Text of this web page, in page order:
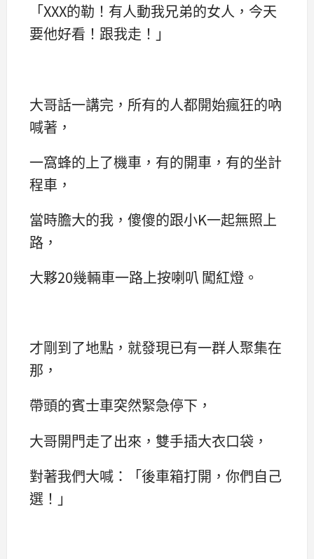
「XXX的勒！有人動我兄弟的女人，今天
要他好看！跟我走！」
大哥話一講完，所有的人都開始瘋狂的吶
喊著，
一窩蜂的上了機車，有的開車，有的坐計
程車，
當時膽大的我，傻傻的跟小K一起無照上
路，
大夥20幾輛車一路上按喇叭 闖紅燈。
才剛到了地點，就發現已有一群人聚集在
那，
帶頭的賓士車突然緊急停下，
大哥開門走了出來，雙手插大衣口袋，
對著我們大喊：「後車箱打開，你們自己
選！」